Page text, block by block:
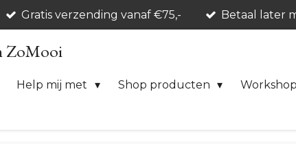
Gratis verzending vanaf €75,- Betaal later
ZoMooi
Help mij met Shop producten